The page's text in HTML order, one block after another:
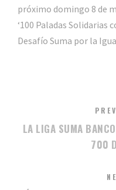
próximo domingo 8 de
‘100 Paladas Solidarias
Desafío Suma por la
LA LIGA SUMA
700